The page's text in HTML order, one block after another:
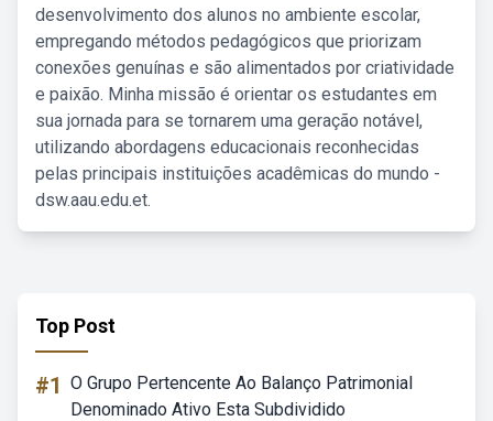
desenvolvimento dos alunos no ambiente escolar,
empregando métodos pedagógicos que priorizam
conexões genuínas e são alimentados por criatividade
e paixão. Minha missão é orientar os estudantes em
sua jornada para se tornarem uma geração notável,
utilizando abordagens educacionais reconhecidas
pelas principais instituições acadêmicas do mundo -
dsw.aau.edu.et.
Top Post
#1 O Grupo Pertencente Ao Balanço Patrimonial
Denominado Ativo Esta Subdividido